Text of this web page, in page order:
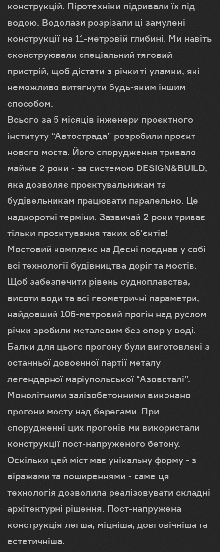
конструкцій. Піротехніки підривали їх під
водою. Водолази розрізали ці замулені
конструкції на 11-метровій глибині. Ми навіть
сконструювали спеціальний тяговий
пристрій, щоб дістати з річки ті уламки, які
неможливо витягнути будь-яким іншим
способом.
Всього за 5 місяців інженери проєктного
інституту “Автострада” розробили проєкт
нового моста. Його спорудження тривало
майже 2 роки - за системою DESIGN&BUILD,
яка дозволяє проєктувальникам та
будівельникам працювати паралельно. Це
надкороткі терміни. Зазвичай 2 роки триває
тільки проєктування таких об’єктів!
Мостовий комплекс на Десні поєднав у собі
всі технології будівництва доріг та мостів.
Щоб забезпечити рівень судноплавства,
висоти води та всі геометричні параметри,
найдовший 106-метровий прогін над руслом
річки зробили металевим без опор у воді.
Балки для цього прогону були виготовлені з
останньої довоєнної партії металу
легендарної маріупольської “Азовсталі”.
Монолітними залізобетонними виконано
прогони мосту над берегами. При
спорудженні цих прогонів ми використали
конструкції пост-напруженого бетону.
Оскільки цей міст має унікальну форму - з
віражами та поширеннями - саме ця
технологія дозволила реалізовувати складні
архітектурні рішення. Пост-напружена
конструкція легша, міцніша, довговічніша та
естетичніша.